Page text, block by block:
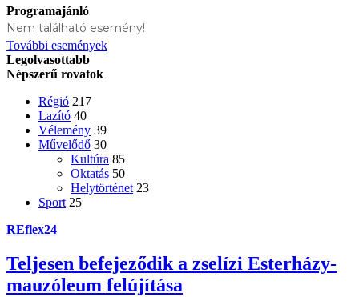
Programajánló
Nem található esemény!
További események
Legolvasottabb
Népszerű rovatok
Régió 217
Lazító 40
Vélemény 39
Művelődő 30
Kultúra 85
Oktatás 50
Helytörténet 23
Sport 25
REflex24
Teljesen befejeződik a zselízi Esterházy-
mauzóleum felújítása